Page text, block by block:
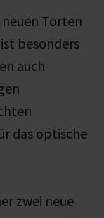
Torten
besonders
auch
das optische
zwei neue